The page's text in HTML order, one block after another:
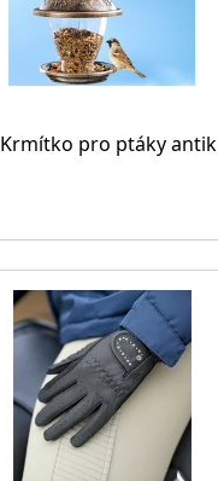
Krmítko pro ptáky antik